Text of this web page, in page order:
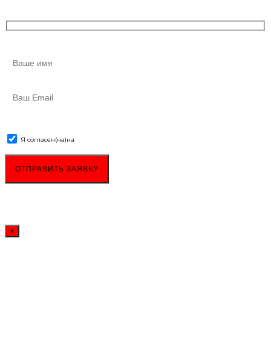
Я согласен(на)на
×